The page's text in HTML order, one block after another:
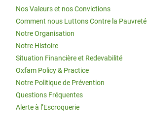
Nos Valeurs et nos Convictions
Comment nous Luttons Contre la Pauvreté
Notre Organisation
Notre Histoire
Situation Financière et Redevabilité
Oxfam Policy & Practice
Notre Politique de Prévention
Questions Fréquentes
Alerte à l’Escroquerie